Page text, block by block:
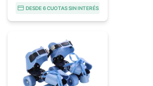
DESDE 6 CUOTAS SIN INTERÉS